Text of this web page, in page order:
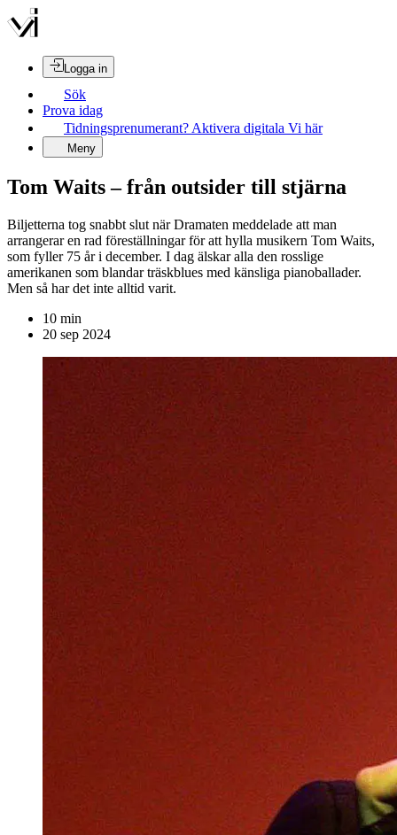
Logga in
Sök
Prova idag
Tidningsprenumerant? Aktivera digitala Vi här
Meny
Tom Waits – från outsider till stjärna
Biljetterna tog snabbt slut när Dramaten meddelade att man
arrangerar en rad föreställningar för att hylla musikern Tom Waits,
som fyller 75 år i december. I dag älskar alla den rosslige
amerikanen som blandar träskblues med känsliga pianoballader.
Men så har det inte alltid varit.
10 min
20 sep 2024